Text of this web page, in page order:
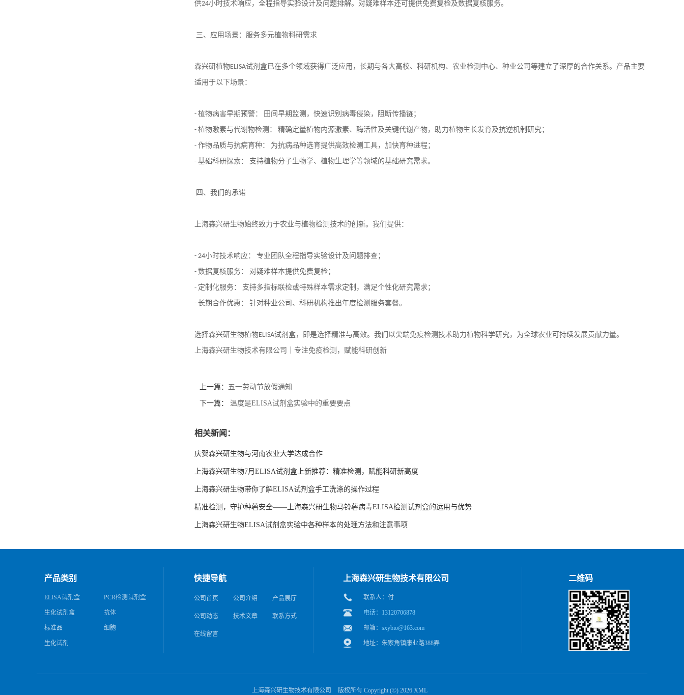
供24小时技术响应，全程指导实验设计及问题排解。对疑难样本还可提供免费复检及数据复核服务。
三、应用场景：服务多元植物科研需求
森兴研植物ELISA试剂盒已在多个领域获得广泛应用，长期与各大高校、科研机构、农业检测中心、种业公司等建立了深厚的合作关系。产品主要
适用于以下场景：
- 植物病害早期预警： 田间早期监测，快速识别病毒侵染，阻断传播链；
- 植物激素与代谢物检测： 精确定量植物内源激素、酶活性及关键代谢产物，助力植物生长发育及抗逆机制研究；
- 作物品质与抗病育种： 为抗病品种选育提供高效检测工具，加快育种进程；
- 基础科研探索： 支持植物分子生物学、植物生理学等领域的基础研究需求。
四、我们的承诺
上海森兴研生物始终致力于农业与植物检测技术的创新。我们提供：
- 24小时技术响应： 专业团队全程指导实验设计及问题排查；
- 数据复核服务： 对疑难样本提供免费复检；
- 定制化服务： 支持多指标联检或特殊样本需求定制，满足个性化研究需求；
- 长期合作优惠： 针对种业公司、科研机构推出年度检测服务套餐。
选择森兴研生物植物ELISA试剂盒，即是选择精准与高效。我们以尖端免疫检测技术助力植物科学研究，为全球农业可持续发展贡献力量。
上海森兴研生物技术有限公司｜专注免疫检测，赋能科研创新
上一篇： 五一劳动节放假通知
下一篇： 温度是ELISA试剂盒实验中的重要要点
相关新闻：
庆贺森兴研生物与河南农业大学达成合作
上海森兴研生物7月ELISA试剂盒上新推荐：精准检测，赋能科研新高度
上海森兴研生物带你了解ELISA试剂盒手工洗涤的操作过程
精准检测，守护种薯安全——上海森兴研生物马铃薯病毒ELISA检测试剂盒的运用与优势
上海森兴研生物ELISA试剂盒实验中各种样本的处理方法和注意事项
产品类别
ELISA试剂盒 PCR检测试剂盒
生化试剂盒 抗体
标准品 细胞
生化试剂
快捷导航
公司首页 公司介绍 产品展厅
公司动态 技术文章 联系方式
在线留言
上海森兴研生物技术有限公司
联系人：付
电话：13120706878
邮箱： sxybio@163.com
地址：朱家角镇康业路388弄
二维码
上海森兴研生物技术有限公司 版权所有 Copyright (©) 2026 XML